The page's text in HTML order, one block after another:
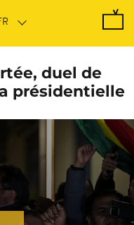
duel de
présidentielle